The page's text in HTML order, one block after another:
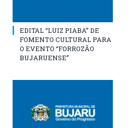
EDITAL “LUIZ PIABA” DE
FOMENTO CULTURAL PARA
O EVENTO “FORROZÃO
BUJARUENSE”